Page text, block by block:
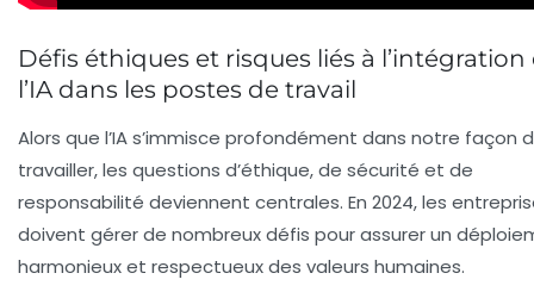
Défis éthiques et risques liés à l’intégration
l’IA dans les postes de travail
Alors que l’IA s’immisce profondément dans notre façon
travailler, les questions d’éthique, de sécurité et de
responsabilité deviennent centrales. En 2024, les
doivent gérer de nombreux défis pour assurer un
harmonieux et respectueux des valeurs humaines.